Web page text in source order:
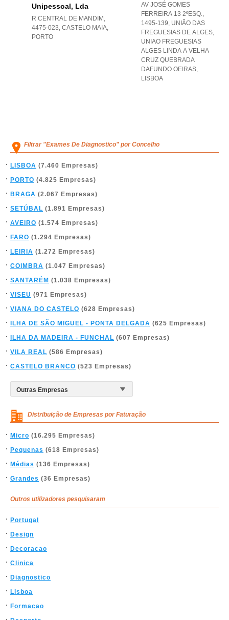
Unipessoal, Lda
R CENTRAL DE MANDIM,
4475-023, CASTELO MAIA,
PORTO
AV JOSÉ GOMES
FERREIRA 13 2ºESQ.,
1495-139, UNIÃO DAS
FREGUESIAS DE ALGES,
UNIAO FREGUESIAS
ALGES LINDA A VELHA
CRUZ QUEBRADA
DAFUNDO OEIRAS,
LISBOA
Filtrar "Exames De Diagnostico" por Concelho
LISBOA (7.460 Empresas)
PORTO (4.825 Empresas)
BRAGA (2.067 Empresas)
SETÚBAL (1.891 Empresas)
AVEIRO (1.574 Empresas)
FARO (1.294 Empresas)
LEIRIA (1.272 Empresas)
COIMBRA (1.047 Empresas)
SANTARÉM (1.038 Empresas)
VISEU (971 Empresas)
VIANA DO CASTELO (628 Empresas)
ILHA DE SÃO MIGUEL - PONTA DELGADA (625 Empresas)
ILHA DA MADEIRA - FUNCHAL (607 Empresas)
VILA REAL (586 Empresas)
CASTELO BRANCO (523 Empresas)
Distribuição de Empresas por Faturação
Micro (16.295 Empresas)
Pequenas (618 Empresas)
Médias (136 Empresas)
Grandes (36 Empresas)
Outros utilizadores pesquisaram
Portugal
Design
Decoracao
Clinica
Diagnostico
Lisboa
Formacao